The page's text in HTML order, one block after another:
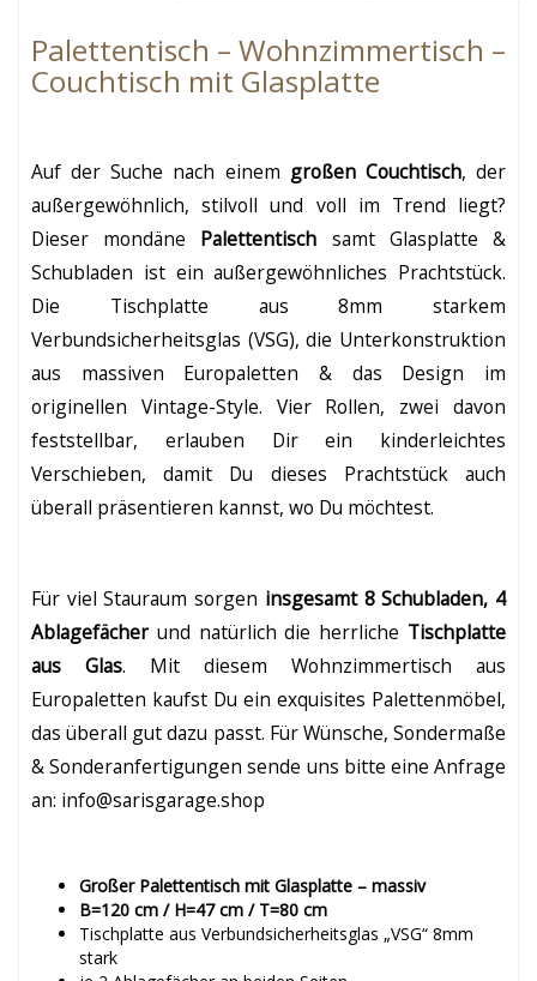
Palettentisch – Wohnzimmertisch –
Couchtisch mit Glasplatte
Auf der Suche nach einem großen Couchtisch, der
außergewöhnlich, stilvoll und voll im Trend liegt?
Dieser mondäne Palettentisch samt Glasplatte &
Schubladen ist ein außergewöhnliches Prachtstück.
Die Tischplatte aus 8mm starkem
Verbundsicherheitsglas (VSG), die Unterkonstruktion
aus massiven Europaletten & das Design im
originellen Vintage-Style. Vier Rollen, zwei davon
feststellbar, erlauben Dir ein kinderleichtes
Verschieben, damit Du dieses Prachtstück auch
überall präsentieren kannst, wo Du möchtest.
Für viel Stauraum sorgen insgesamt 8 Schubladen, 4
Ablagefächerund natürlich die herrliche Tischplatte
aus Glas. Mit diesem Wohnzimmertisch aus
Europaletten kaufst Du ein exquisites Palettenmöbel,
das überall gut dazu passt. Für Wünsche, Sondermaße
& Sonderanfertigungen sende uns bitte eine Anfrage
an: info@sarisgarage.shop
Großer Palettentisch mit Glasplatte – massiv
B=120 cm / H=47 cm / T=80 cm
Tischplatte aus Verbundsicherheitsglas „VSG“ 8mm
stark